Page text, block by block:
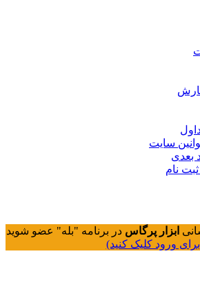
سایت
بعدی
نام
ابزار پرگاس در برنامه "بله" عضو شوید
ورود کلیک کنید)